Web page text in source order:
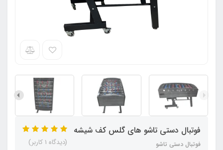
فوتبال دستی تاشو های گلس کف شیشه
فوتبال دستی تاشو (دیدگاه 1 کاربر)